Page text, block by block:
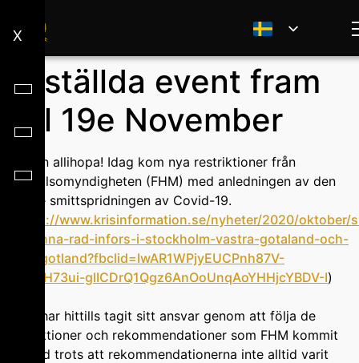
X
Inställda event fram
till 19e November
Hejsan allihopa! Idag kom nya restriktioner från
folkhälsomyndigheten (FHM) med anledningen av den
ökade smittspridningen av Covid-19.
https://www.krisinformation.se/nyheter/2020/oktober/
allmanna-rad-infors-i-stockholm-vastra-gotaland-och-
ostergotland?fbclid=IwAR1WPjyEUCPnh87V-
UuG9H73ui-glICDrQ1Qgz6AnOoUnqAoYHHjcYBDV-I)
DISK har hittills tagit sitt ansvar genom att följa de
restriktioner och rekommendationer som FHM kommit
ut med trots att rekommendationerna inte alltid varit